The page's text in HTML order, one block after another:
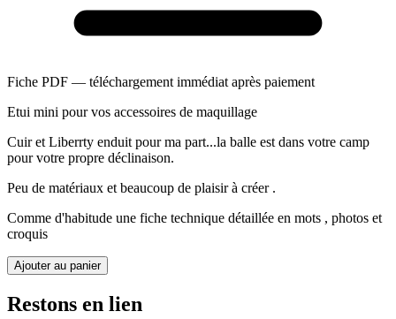
Fiche PDF — téléchargement immédiat après paiement
Etui mini pour vos accessoires de maquillage
Cuir et Liberrty enduit pour ma part...la balle est dans votre camp
pour votre propre déclinaison.
Peu de matériaux et beaucoup de plaisir à créer .
Comme d'habitude une fiche technique détaillée en mots , photos et
croquis
Ajouter au panier
Restons en lien